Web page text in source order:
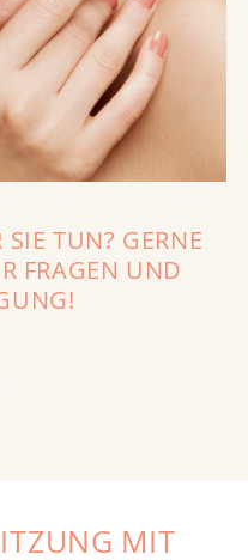
TUN? GERNE
FRAGEN UND
MIT